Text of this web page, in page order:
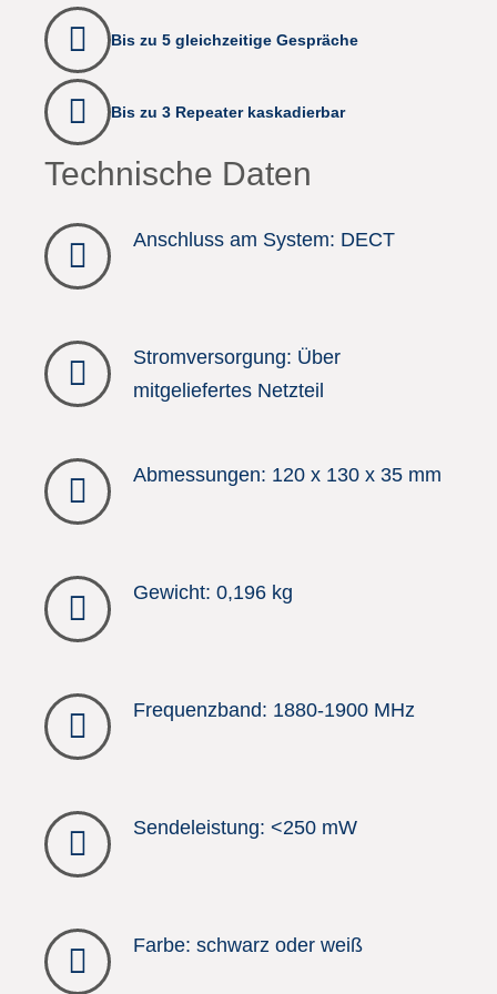
Bis zu 5 gleichzeitige Gespräche
Bis zu 3 Repeater kaskadierbar
Technische Daten
Anschluss am System: DECT
Stromversorgung: Über
mitgeliefertes Netzteil
Abmessungen: 120 x 130 x 35 mm
Gewicht: 0,196 kg
Frequenzband: 1880-1900 MHz
Sendeleistung: <250 mW
Farbe: schwarz oder weiß